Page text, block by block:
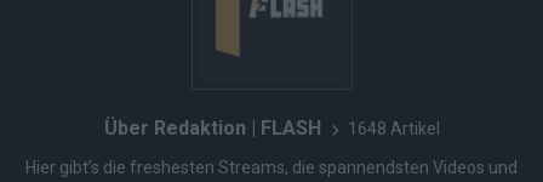
Über Redaktion | FLASH 1648 Artikel
Hier gibt’s die freshesten Streams, die spannendsten Videos und